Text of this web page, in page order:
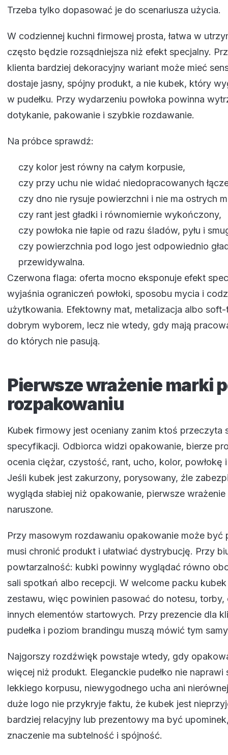
Trzeba tylko dopasować je do scenariusza użycia.
W codziennej kuchni firmowej prosta, łatwa w
często będzie rozsądniejsza niż efekt specjalny.
klienta bardziej dekoracyjny wariant może mieć
dostaje jasny, spójny produkt, a nie kubek, który
w pudełku. Przy wydarzeniu powłoka powinna
dotykanie, pakowanie i szybkie rozdawanie.
Na próbce sprawdź:
czy kolor jest równy na całym korpusie,
czy przy uchu nie widać niedopracowanych
czy dno nie rysuje powierzchni i nie ma ostrych
czy rant jest gładki i równomiernie wykończony,
czy powłoka nie łapie od razu śladów, pyłu i
czy powierzchnia pod logo jest odpowiednio
przewidywalna.
Czerwona flaga: oferta mocno eksponuje efekt
wyjaśnia ograniczeń powłoki, sposobu mycia i
użytkowania. Efektowny mat, metalizacja albo
dobrym wyborem, lecz nie wtedy, gdy mają
do których nie pasują.
Pierwsze wrażenie marki
rozpakowaniu
Kubek firmowy jest oceniany zanim ktoś przeczyta
specyfikacji. Odbiorca widzi opakowanie, bierze
ocenia ciężar, czystość, rant, ucho, kolor, powłokę
Jeśli kubek jest zakurzony, porysowany, źle
wygląda słabiej niż opakowanie, pierwsze
naruszone.
Przy masowym rozdawaniu opakowanie może być
musi chronić produkt i ułatwiać dystrybucję. Przy
powtarzalność: kubki powinny wyglądać równo
sali spotkań albo recepcji. W welcome packu
zestawu, więc powinien pasować do notesu, torby,
innych elementów startowych. Przy prezencie dla
pudełka i poziom brandingu muszą mówić tym
Najgorszy rozdźwięk powstaje wtedy, gdy
więcej niż produkt. Eleganckie pudełko nie naprawi
lekkiego korpusu, niewygodnego ucha ani
duże logo nie przykryje faktu, że kubek jest
bardziej relacyjny lub prezentowy ma być
znaczenie ma subtelność i spójność.